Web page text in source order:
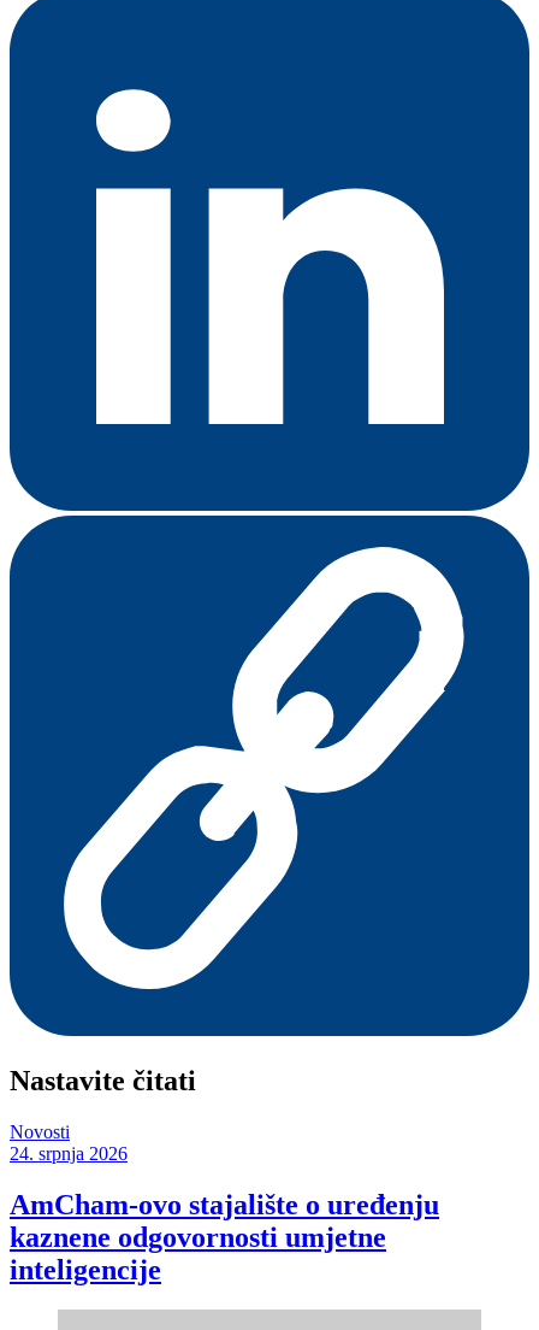
Nastavite čitati
Novosti
24. srpnja 2026
AmCham-ovo stajalište o uređenju
kaznene odgovornosti umjetne
inteligencije